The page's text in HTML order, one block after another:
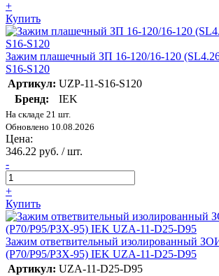
+
Купить
Зажим плашечный ЗП 16-120/16-120
S16-S120
Артикул: UZP-11-S16-S120
Бренд:
IEK
На складе 21 шт.
Обновлено 10.08.2026
Цена:
346.22 руб. / шт.
-
+
Купить
Зажим ответвительный изолированный
(P70/P95/РЗХ-95) IEK UZA-11-D25-D95
Артикул: UZA-11-D25-D95